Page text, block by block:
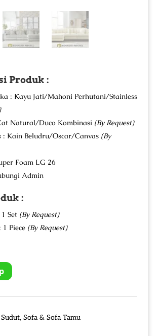
Produk :
: Kayu Jati/Mahoni Perhutani/Stainless
Natural/Duco Kombinasi (By Request)
: Kain Beludru/Oscar/Canvas (By
Foam LG 26
Admin
:
Set (By Request)
1 Piece (By Request)
, Sofa & Sofa Tamu